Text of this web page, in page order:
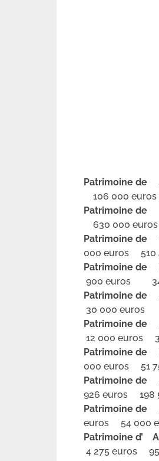
Patrimoine de
106 000
Patrimoine de
630 000
Patrimoine de
000 euros 510
Patrimoine de
900 euros
Patrimoine de
30 000 euros
Patrimoine de
12 000 euros
Patrimoine
000 euros 51
Patrimoine de
926 euros 198
Patrimoine de
euros 54 000
Patrimoine d’
4 275 euros